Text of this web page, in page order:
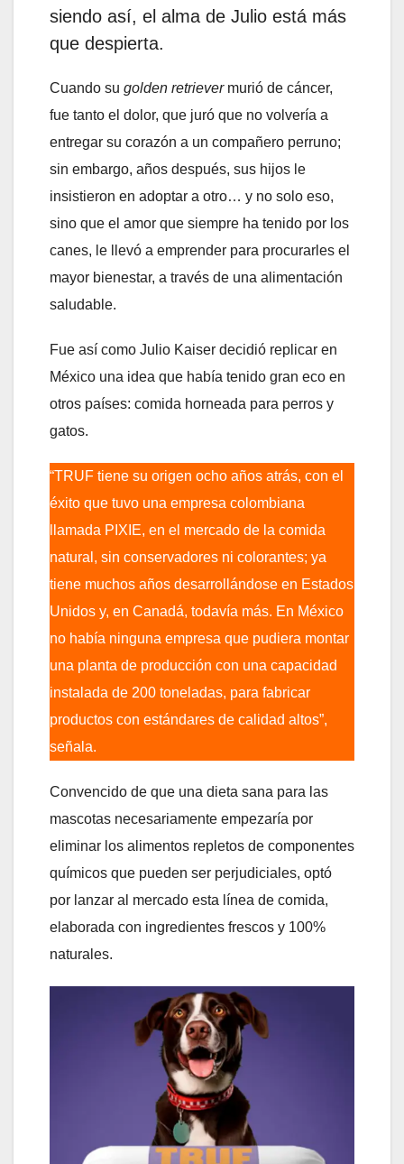
siendo así, el alma de Julio está más
que despierta.
Cuando su golden retrievermurió de cáncer,
fue tanto el dolor, que juró que no volvería a
entregar su corazón a un compañero perruno;
sin embargo, años después, sus hijos le
insistieron en adoptar a otro… y no solo eso,
sino que el amor que siempre ha tenido por los
canes, le llevó a emprender para procurarles el
mayor bienestar, a través de una alimentación
saludable.
Fue así como Julio Kaiser decidió replicar en
México una idea que había tenido gran eco en
otros países: comida horneada para perros y
gatos.
“TRUF tiene su origen ocho años atrás, con el
éxito que tuvo una empresa colombiana
llamada PIXIE, en el mercado de la comida
natural, sin conservadores ni colorantes; ya
tiene muchos años desarrollándose en Estados
Unidos y, en Canadá, todavía más. En México
no había ninguna empresa que pudiera montar
una planta de producción con una capacidad
instalada de 200 toneladas, para fabricar
productos con estándares de calidad altos”,
señala.
Convencido de que una dieta sana para las
mascotas necesariamente empezaría por
eliminar los alimentos repletos de componentes
químicos que pueden ser perjudiciales, optó
por lanzar al mercado esta línea de comida,
elaborada con ingredientes frescos y 100%
naturales.